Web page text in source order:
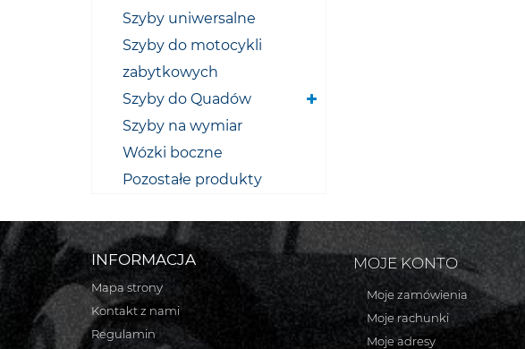
Szyby uniwersalne
Szyby do motocykli
zabytkowych
Szyby do Quadów
Szyby na wymiar
Wózki boczne
Pozostałe produkty
INFORMACJA
Mapa strony
Kontakt z nami
Regulamin
MOJE KONTO
Moje zamówienia
Moje rachunki
Moje adresy